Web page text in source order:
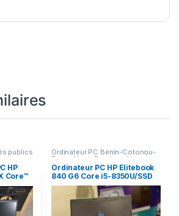
publics
-
-
,Appel
Cote
PC
HP
Core™
32GB
Ordinateur PC Benin-Cotonou-
Porto-Novo-Parakou-Abomey-
Calavi-Djougou-Bohicon-
Natitingou-Lokossa-Ouidah-
Abomey ,Ordinateurs et
matériels informatiques Cote
Ordinateurs et matériels
informatiques Togo, Ordinateurs
pas cher Ordinateurs PC
Portables Ordinateurs,Serveurs
Ordinateur PC HP Elitebook
840 G6 Core i5-8350U/SSD
512gb/RAM 08gb/Ecran
14″/Clavier lumineux
Benin|Cotonou Prix :
235.000FCFA